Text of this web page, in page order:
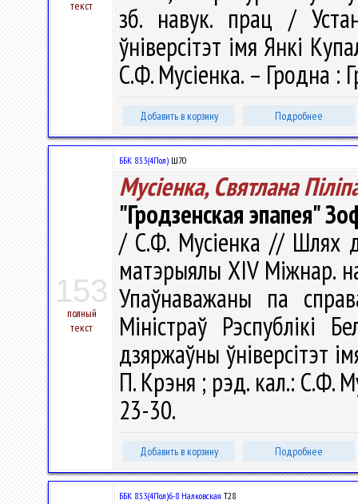
текст
зб. навук. прац /
ўніверсітэт імя Янкі
С.Ф. Мусіенка. – Гродна :
Добавить в корзину Подробнее
153
полный
текст
ББК 83.3(4Пол) Ш70
Мусіенка, Святлана
"Гродзенская эпапея"
/ С.Ф. Мусіенка // Шлях
матэрыялы ХIV Міжнар.
Упаўнаважаны па
Міністраў Рэспублікі
дзяржаўны ўніверсітэт
П. Крэня ; рэд. кал.: С.Ф.
23-30.
Добавить в корзину Подробнее
ББК 83.3(4Пол)6-8 Налковская Т28